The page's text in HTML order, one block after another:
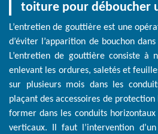
toiture pour déboucher
L’entretien de gouttière est une
d’éviter l’apparition de bouchon
L’entretien de gouttière consiste à
enlevant les ordures, saletés et
sur plusieurs mois dans les
plaçant des accessoires de
former dans les conduits
verticaux. Il faut l’intervention